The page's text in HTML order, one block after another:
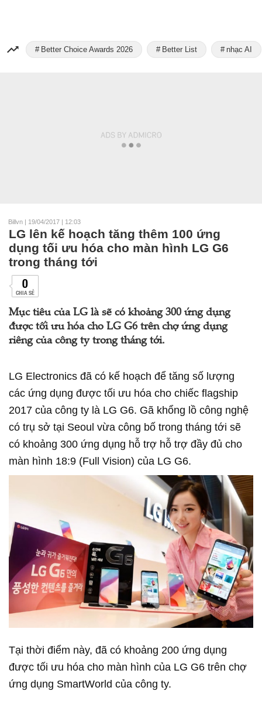
Better Choice Awards 2026 Better List nhạc AI
Billvn | 19/04/2017 | 12:03
LG lên kế hoạch tăng thêm 100 ứng
dụng tối ưu hóa cho màn hình LG G6
trong tháng tới
0
CHIA SẺ
Mục tiêu của LG là sẽ có khoảng 300 ứng dụng
được tối ưu hóa cho LG G6 trên chợ ứng dụng
riêng của công ty trong tháng tới.
LG Electronics đã có kế hoạch để tăng số lượng
các ứng dụng được tối ưu hóa cho chiếc flagship
2017 của công ty là LG G6. Gã khổng lồ công nghệ
có trụ sở tại Seoul vừa công bố trong tháng tới sẽ
có khoảng 300 ứng dụng hỗ trợ hỗ trợ đầy đủ cho
màn hình 18:9 (Full Vision) của LG G6.
Tại thời điểm này, đã có khoảng 200 ứng dụng
được tối ưu hóa cho màn hình của LG G6 trên chợ
ứng dụng SmartWorld của công ty.